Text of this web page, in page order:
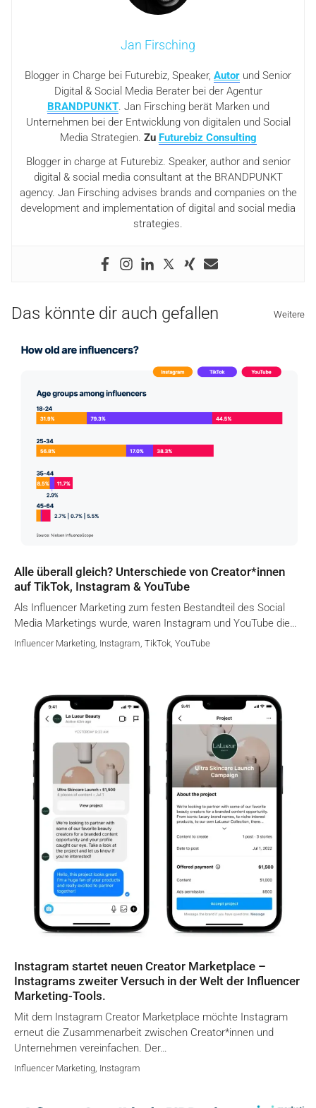
Jan Firsching
Blogger in Charge bei Futurebiz, Speaker, Autor und Senior
Digital & Social Media Berater bei der Agentur
BRANDPUNKT. Jan Firsching berät Marken und
Unternehmen bei der Entwicklung von digitalen und Social
Media Strategien. Zu Futurebiz Consulting
Blogger in charge at Futurebiz. Speaker, author and senior
digital & social media consultant at the BRANDPUNKT
agency. Jan Firsching advises brands and companies on the
development and implementation of digital and social media
strategies.
Das könnte dir auch gefallen Weitere
Alle überall gleich? Unterschiede von Creator*innen
auf TikTok, Instagram & YouTube
Als Influencer Marketing zum festen Bestandteil des Social
Media Marketings wurde, waren Instagram und YouTube die…
Influencer Marketing, Instagram, TikTok, YouTube
Instagram startet neuen Creator Marketplace –
Instagrams zweiter Versuch in der Welt der Influencer
Marketing-Tools.
Mit dem Instagram Creator Marketplace möchte Instagram
erneut die Zusammenarbeit zwischen Creator*innen und
Unternehmen vereinfachen. Der…
Influencer Marketing, Instagram